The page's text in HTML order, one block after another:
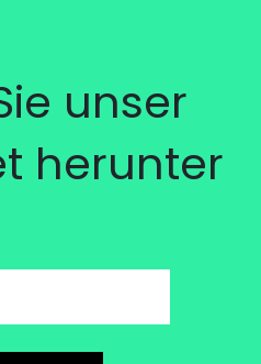
unser
herunter